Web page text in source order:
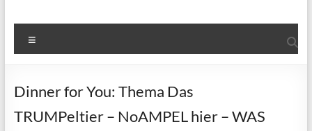
Dinner for You: Thema Das
TRUMPeltier – NoAMPEL hier – WAS